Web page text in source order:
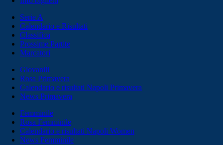
Serie A
Calendario e Risultati
Classifica
Prossime Partite
Marcatori
Giovanili
Rosa Primavera
Calendario e risultati Napoli Primavera
News Primavera
Femminile
Rosa Femminile
Calendario e risultati Napoli Women
News Femminile